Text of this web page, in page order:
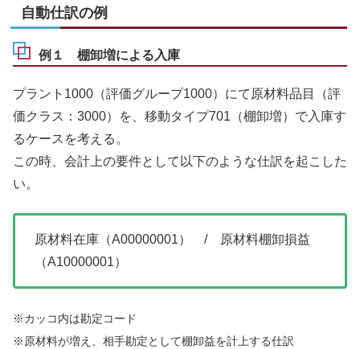
自動仕訳の例
例１ 棚卸増による入庫
プラント1000（評価グループ1000）にて原材料品目（評
価クラス：3000）を、移動タイプ701（棚卸増）で入庫す
るケースを考える。
この時、会計上の要件として以下のような仕訳を起こした
い。
原材料在庫（A00000001） / 原材料棚卸損益
（A10000001）
※カッコ内は勘定コード
※原材料が増え、相手勘定として棚卸益を計上する仕訳